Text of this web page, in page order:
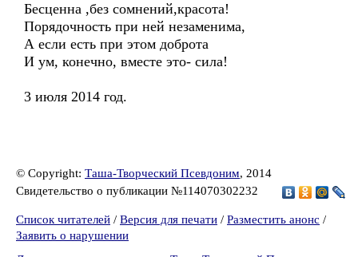
Бесценна ,без сомнений,красота!
Порядочность при ней незаменима,
А если есть при этом доброта
И ум, конечно, вместе это- сила!
3 июля 2014 год.
© Copyright: Таша-Творческий Псевдоним, 2014
Свидетельство о публикации №114070302232
Список читателей / Версия для печати / Разместить анонс /
Заявить о нарушении